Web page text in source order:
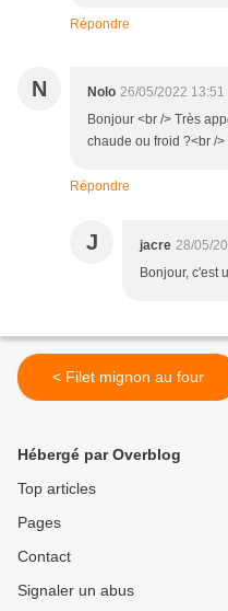
Répondre
N Nolo 26/05/2022 13:51
Bonjour <br /> Très
chaude ou froid ?<br />
Répondre
J jacre 28/05/
Bonjour, c'est
< Filet mignon au four
Hébergé par Overblog
Top articles
Pages
Contact
Signaler un abus